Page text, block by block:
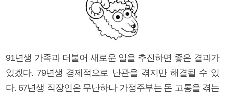
91년생 가족과 더불어 새로운 일을 추진하면 좋은 결과가
있겠다. 79년생 경제적으로 난관을 겪지만 해결될 수 있
다. 67년생 직장인은 무난하나 가정주부는 돈 고통을 겪는